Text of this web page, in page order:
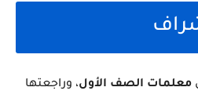
معلمات الصف الأول، وراجعتها